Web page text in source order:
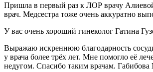
Пришла в первый раз к ЛОР врачу
врач. Медсестра тоже очень аккуратно
У вас очень хороший гинеколог Гатина
Выражаю искреннюю благодарность
у врача более трёх лет. Мне помогло её
недугом. Спасибо таким врачам.